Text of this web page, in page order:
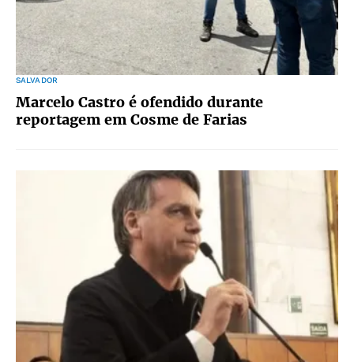
SALVADOR
Marcelo Castro é ofendido durante
reportagem em Cosme de Farias